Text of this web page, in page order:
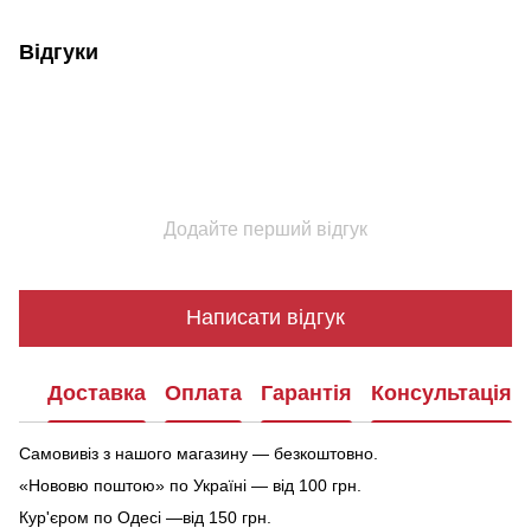
Відгуки
Додайте перший відгук
Написати відгук
Доставка Оплата Гарантія Консультація
Самовивіз з нашого магазину — безкоштовно.
«Нововю поштою» по Україні — від 100 грн.
Кур'єром по Одесі —від 150 грн.